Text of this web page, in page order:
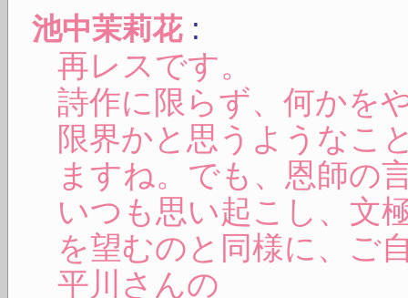
池中茉莉花 :
再レスです。
詩作に限らず、何かを
限界かと思うようなこ
ますね。でも、恩師の
いつも思い起こし、文
を望むのと同様に、ご
平川さんの